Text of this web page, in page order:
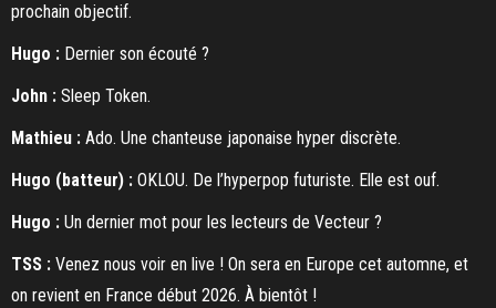
prochain objectif.
Hugo : Dernier son écouté ?
John : Sleep Token.
Mathieu : Ado. Une chanteuse japonaise hyper discrète.
Hugo (batteur) : OKLOU. De l’hyperpop futuriste. Elle est ouf.
Hugo : Un dernier mot pour les lecteurs de Vecteur ?
TSS : Venez nous voir en live ! On sera en Europe cet automne, et
on revient en France début 2026. À bientôt !